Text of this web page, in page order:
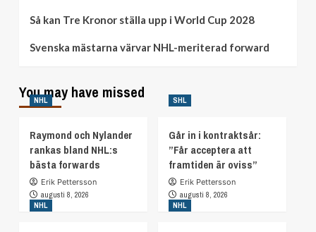
Så kan Tre Kronor ställa upp i World Cup 2028
Svenska mästarna värvar NHL-meriterad forward
You may have missed
NHL
Raymond och Nylander
rankas bland NHL:s
bästa forwards
Erik Pettersson
augusti 8, 2026
SHL
Går in i kontraktsår:
”Får acceptera att
framtiden är oviss”
Erik Pettersson
augusti 8, 2026
NHL
NHL